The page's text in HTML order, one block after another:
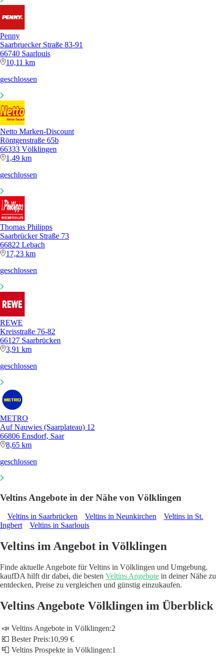
Penny
Saarbruecker Straße 83-91
66740 Saarlouis
10,11 km
geschlossen
Netto Marken-Discount
Röntgenstraße 65b
66333 Völklingen
1,49 km
geschlossen
Thomas Philipps
Saarbrücker Straße 73
66822 Lebach
17,23 km
geschlossen
REWE
Kreisstraße 76-82
66127 Saarbrücken
3,91 km
geschlossen
METRO
Auf Nauwies (Saarplateau) 12
66806 Ensdorf, Saar
8,65 km
geschlossen
Veltins Angebote in der Nähe von Völklingen
Veltins in Saarbrücken Veltins in Neunkirchen
Veltins in St.
Ingbert
Veltins in Saarlouis
Veltins im Angebot in Völklingen
Finde aktuelle Angebote für Veltins in Völklingen und Umgebung.
kaufDA hilft dir dabei, die besten Veltins Angebote in deiner Nähe zu
entdecken, Preise zu vergleichen und günstig einzukaufen.
Veltins Angebote Völklingen im Überblick
📣 Veltins Angebote in Völklingen:2
💶 Bester Preis:10,99 €
📮 Veltins Prospekte in Völklingen:1